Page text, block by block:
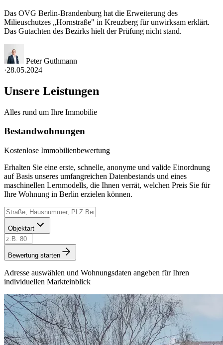
Das OVG Berlin-Brandenburg hat die Erweiterung des
Milieuschutzes „Hornstraße" in Kreuzberg für unwirksam erklärt.
Das Gutachten des Bezirks hielt der Prüfung nicht stand.
Peter Guthmann
·28.05.2024
Unsere Leistungen
Alles rund um Ihre Immobilie
Bestandwohnungen
Kostenlose Immobilienbewertung
Erhalten Sie eine erste, schnelle, anonyme und valide Einordnung
auf Basis unseres umfangreichen Datenbestands und eines
maschinellen Lernmodells, die Ihnen verrät, welchen Preis Sie für
Ihre Wohnung in Berlin erzielen können.
Objektart
Bewertung starten
Adresse auswählen und Wohnungsdaten angeben für Ihren
individuellen Markteinblick